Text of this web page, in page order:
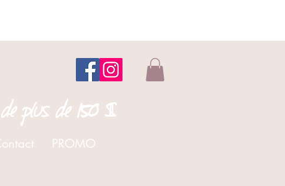
plus de 150 $
PROMO